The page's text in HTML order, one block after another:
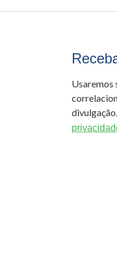
Usaremos